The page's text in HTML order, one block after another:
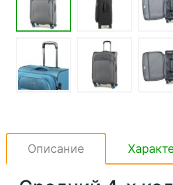
Описание